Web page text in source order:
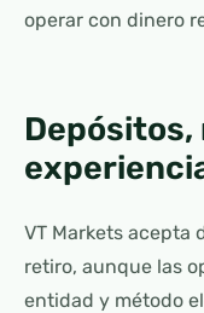
operar con dinero
VT Markets acepta
retiro, aunque las
entidad y método